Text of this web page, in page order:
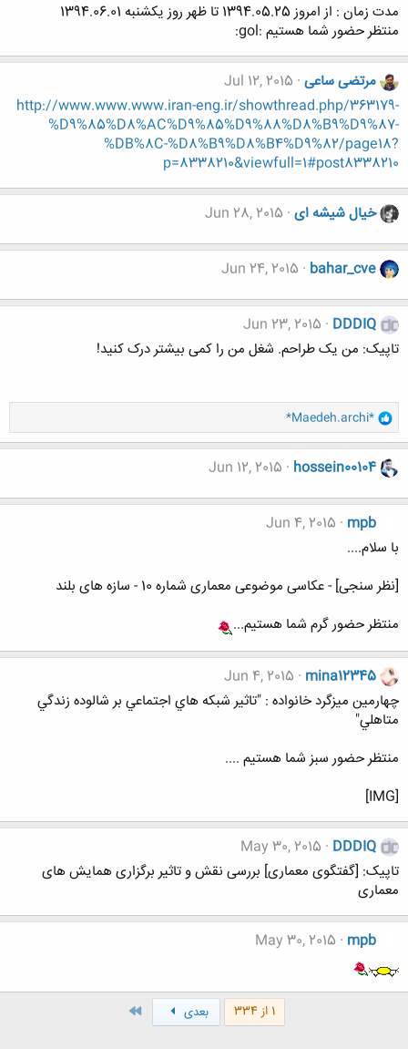
مدت زمان : از امروز 1394.05.25 تا ظهر روز یکشنبه 1394.06.01
منتظر حضور شما هستیم :gol:
مرتضی ساعی Jul 12, 2015
http://www.www.www.iran-eng.ir/showthread.php/363179-
%D9%85%D8%AC%D9%85%D9%88%D8%B9%D9%87-
%DB%8C-%D8%B9%D8%B4%D9%82/page18?
p=8338210&viewfull=1#post8338210
خیال شیشه ای Jun 28, 2015
bahar_cve
Jun 24, 2015
DDDIQ
Jun 23, 2015
تاپیک: من یک طراحم. شغل من را کمی بیشتر درک کنید!
و
ا
ک
ن
ه
ا
:
*Maedeh.archi*
hossein00104
Jun 12, 2015
mpb
Jun 4, 2015
با سلام....
[نظر سنجی] - عکاسی موضوعی معماری شماره 10 - سازه های بلند
منتظر حضور گرم شما هستیم...
mina12345
Jun 4, 2015
چهارمين ميزگرد خانواده : "تاثير شبكه هاي اجتماعي بر شالوده زندگي
متاهلي"
منتظر حضور سبز شما هستیم ....
[IMG]
DDDIQ
May 30, 2015
تاپیک: [گفتگوی معماری] بررسی نقش و تاثیر برگزاری همایش های
معماری
mpb
May 30, 2015
1 از 334 بعدی